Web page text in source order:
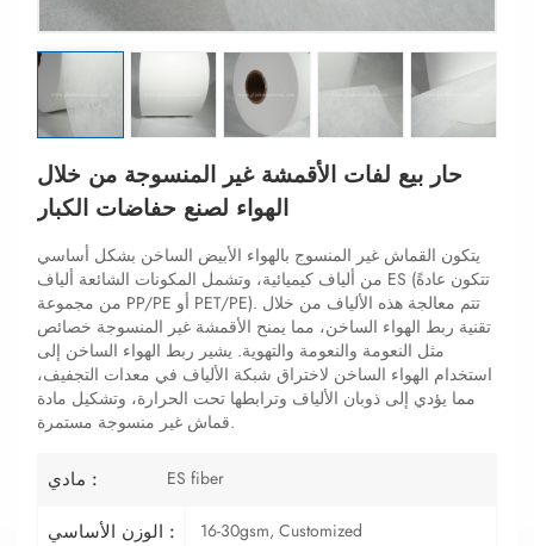
حار بيع لفات الأقمشة غير المنسوجة من خلال
الهواء لصنع حفاضات الكبار
يتكون القماش غير المنسوج بالهواء الأبيض الساخن بشكل أساسي
من ألياف كيميائية، وتشمل المكونات الشائعة ألياف ES (تتكون عادةً
من مجموعة PP/PE أو PET/PE). تتم معالجة هذه الألياف من خلال
تقنية ربط الهواء الساخن، مما يمنح الأقمشة غير المنسوجة خصائص
مثل النعومة والنعومة والتهوية. يشير ربط الهواء الساخن إلى
استخدام الهواء الساخن لاختراق شبكة الألياف في معدات التجفيف،
مما يؤدي إلى ذوبان الألياف وترابطها تحت الحرارة، وتشكيل مادة
قماش غير منسوجة مستمرة.
مادي : ES fiber
الوزن الأساسي : 16-30gsm, Customized